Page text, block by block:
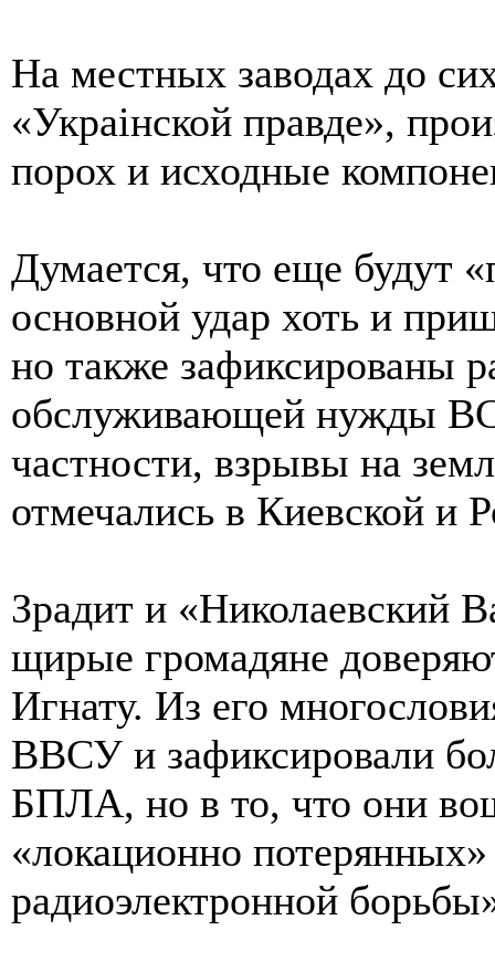
На местных заводах до
«Украiнской правде»,
порох и исходные
Думается, что еще будут
основной удар хоть и
но также зафиксированы
обслуживающей нужды
частности, взрывы на
отмечались в Киевской и
Зрадит и «Николаевский
щирые громадяне
Игнату. Из его
ВВСУ и зафиксировали
БПЛА, но в то, что они
«локационно
радиоэлектронной